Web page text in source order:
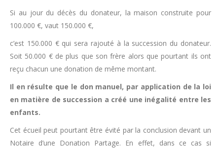
Si au jour du décès du donateur, la maison construite pour
100.000 €, vaut 150.000 €,
c’est 150.000 € qui sera rajouté à la succession du donateur.
Soit 50.000 € de plus que son frère alors que pourtant ils ont
reçu chacun une donation de même montant.
Il en résulte que le don manuel, par application de la loi
en matière de succession a créé une inégalité entre les
enfants.
Cet écueil peut pourtant être évité par la conclusion devant un
Notaire d’une Donation Partage. En effet, dans ce cas si